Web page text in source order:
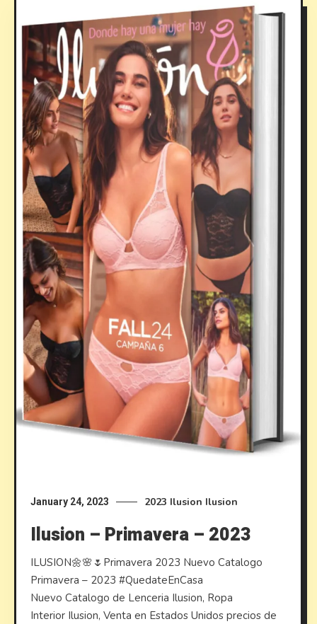
January 24, 2023 2023 Ilusion Ilusion
Ilusion – Primavera – 2023
ILUSION🌼🌸🌷Primavera 2023 Nuevo Catalogo
Primavera – 2023 #QuedateEnCasa
Nuevo Catalogo de Lenceria Ilusion, Ropa
Interior Ilusion, Venta en Estados Unidos precios de